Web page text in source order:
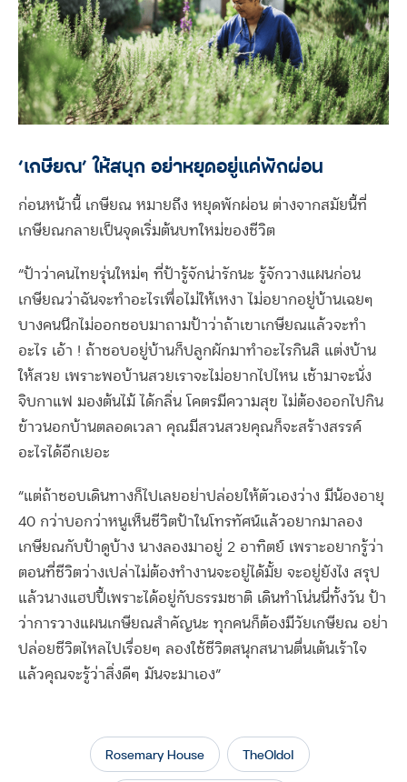
‘เกษียณ’ ให้สนุก อย่าหยุดอยู่แค่พักผ่อน
ก่อนหน้านี้ เกษียณ หมายถึง หยุดพักผ่อน ต่างจากสมัยนี้ที่
เกษียณกลายเป็นจุดเริ่มต้นบทใหม่ของชีวิต
“ป้าว่าคนไทยรุ่นใหม่ๆ ที่ป้ารู้จักน่ารักนะ รู้จักวางแผนก่อน
เกษียณว่าฉันจะทำอะไรเพื่อไม่ให้เหงา ไม่อยากอยู่บ้านเฉยๆ
บางคนนึกไม่ออกชอบมาถามป้าว่าถ้าเขาเกษียณแล้วจะทำ
อะไร เอ้า ! ถ้าชอบอยู่บ้านก็ปลูกผักมาทำอะไรกินสิ แต่งบ้าน
ให้สวย เพราะพอบ้านสวยเราจะไม่อยากไปไหน เช้ามาจะนั่ง
จิบกาแฟ มองต้นไม้ ได้กลิ่น โคตรมีความสุข ไม่ต้องออกไปกิน
ข้าวนอกบ้านตลอดเวลา คุณมีสวนสวยคุณก็จะสร้างสรรค์
อะไรได้อีกเยอะ
“แต่ถ้าชอบเดินทางก็ไปเลยอย่าปล่อยให้ตัวเองว่าง มีน้องอายุ
40 กว่าบอกว่าหนูเห็นชีวิตป้าในโทรทัศน์แล้วอยากมาลอง
เกษียณกับป้าดูบ้าง นางลองมาอยู่ 2 อาทิตย์ เพราะอยากรู้ว่า
ตอนที่ชีวิตว่างเปล่าไม่ต้องทำงานจะอยู่ได้มั้ย จะอยู่ยังไง สรุป
แล้วนางแฮปปี้เพราะได้อยู่กับธรรมชาติ เดินทำโน่นนี่ทั้งวัน ป้า
ว่าการวางแผนเกษียณสำคัญนะ ทุกคนก็ต้องมีวัยเกษียณ อย่า
ปล่อยชีวิตไหลไปเรื่อยๆ ลองใช้ชีวิตสนุกสนานตื่นเต้นเร้าใจ
แล้วคุณจะรู้ว่าสิ่งดีๆ มันจะมาเอง”
Rosemary House TheOIdol